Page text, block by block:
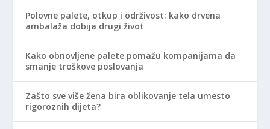
Polovne palete, otkup i održivost: kako drvena
ambalaža dobija drugi život
Kako obnovljene palete pomažu kompanijama da
smanje troškove poslovanja
Zašto sve više žena bira oblikovanje tela umesto
rigoroznih dijeta?